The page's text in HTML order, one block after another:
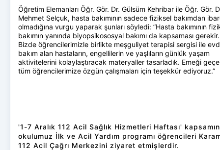
Öğretim Elemanları Öğr. Gör. Dr. Gülsüm Kehribar ile Öğr. Gör.
Mehmet Selçuk, hasta bakımının sadece fiziksel bakımdan
olmadığına vurgu yaparak şunları söyledi: ”Hasta bakımının
bakımın yanında biyopsikososyal bakımı da kapsaması gerekir.
Bizde öğrencilerimizle birlikte meşguliyet terapisi sergisi ile
bakım alan hastaların, engellilerin ve yaşlıların günlük yaşam
aktivitelerini kolaylaştıracak materyaller tasarladık. Emeği
tüm öğrencilerimize özgün çalışmaları için teşekkür ediyoruz.”
'1-7 Aralık 112 Acil Sağlık Hizmetleri Haftası'
okulumuz İlk ve Acil Yardım programı öğrencileri
112 Acil Çağrı Merkezini ziyaret etmişlerdir.